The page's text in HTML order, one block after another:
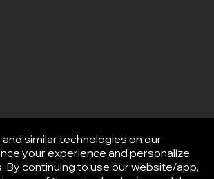
similar technologies on our
your experience and personalize
By continuing to use our website/app,